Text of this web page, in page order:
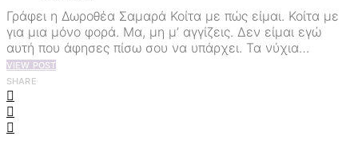
Γράφει η Δωροθέα Σαμαρά Κοίτα με πώς είμαι. Κοίτα με
για μια μόνο φορά. Μα, μη μ’ αγγίζεις. Δεν είμαι εγώ
αυτή που άφησες πίσω σου να υπάρχει. Τα νύχια…
VIEW POST
SHARE